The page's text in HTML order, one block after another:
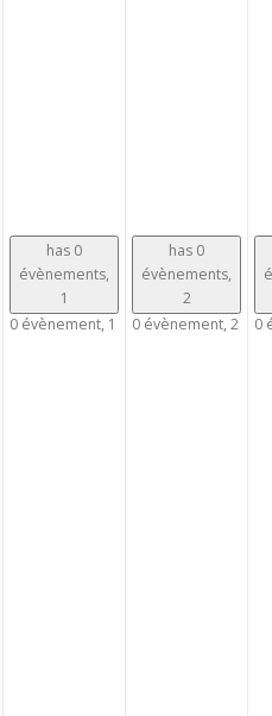
has 0
évènements,
1
0 évènement, 1
has 0
évènements,
2
0 évènement, 2 0